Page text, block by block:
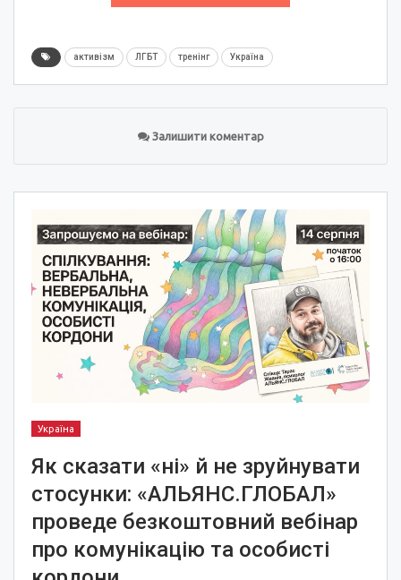
активізм ЛГБТ тренінг Україна
Залишити коментар
Україна
Як сказати «ні» й не зруйнувати
стосунки: «АЛЬЯНС.ГЛОБАЛ»
проведе безкоштовний вебінар
про комунікацію та особисті